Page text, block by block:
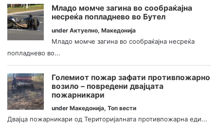
Младо момче загина во сообраќајна
несреќа попладнево во Бутел
under Актуелно, Македонија
Младо момче загина во сообраќајна несреќа
попладнево во...
Големиот пожар зафати противпожарно
возило – повредени двајцата
пожарникари
under Македонија, Топ вести
Двајца пожарникари од Територијалната противпожарна еди...